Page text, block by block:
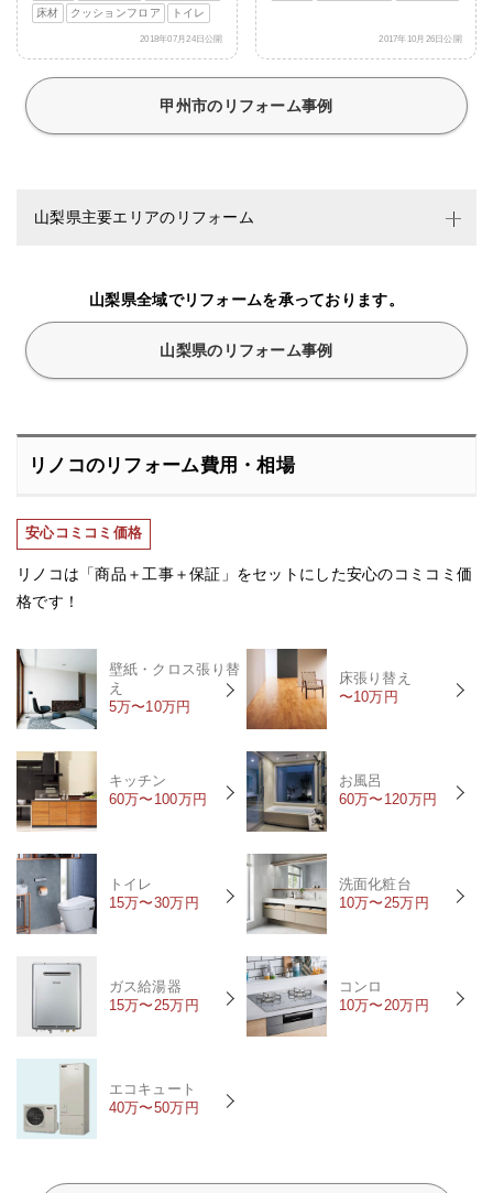
床材 クッションフロア トイレ
2018年07月24日公開 2017年10月26日公開
甲州市のリフォーム事例
山梨県主要エリアのリフォーム
山梨県全域でリフォームを承っております。
山梨県のリフォーム事例
リノコのリフォーム費用・相場
安心コミコミ価格
リノコは「商品＋工事＋保証」をセットにした安心のコミコミ価
格です！
壁紙・クロス張り替
え
5万〜10万円
床張り替え
〜10万円
キッチン
60万〜100万円
お風呂
60万〜120万円
トイレ
15万〜30万円
洗面化粧台
10万〜25万円
ガス給湯器
15万〜25万円
コンロ
10万〜20万円
エコキュート
40万〜50万円